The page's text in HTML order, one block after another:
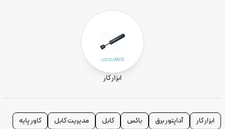
ابزار کار
ابزار کار آداپتور برق باکس کابل مدیریت کابل
کاور پایه